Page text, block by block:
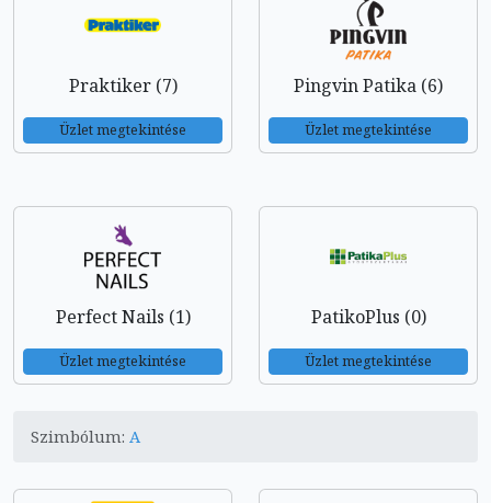
Praktiker (7)
Üzlet megtekintése
Pingvin Patika (6)
Üzlet megtekintése
Perfect Nails (1)
Üzlet megtekintése
PatikoPlus (0)
Üzlet megtekintése
Szimbólum: A